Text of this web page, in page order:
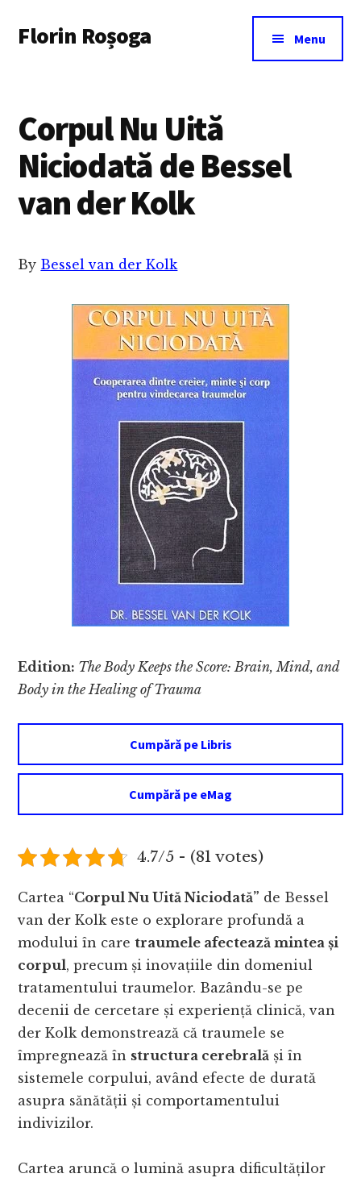
main
menu
Florin Roșoga Menu
Corpul Nu Uită
Niciodată de Bessel
van der Kolk
By Bessel van der Kolk
Edition: The Body Keeps the Score: Brain, Mind, and
Body in the Healing of Trauma
Cumpără pe Libris
Cumpără pe eMag
4.7/5 - (81 votes)
Cartea “Corpul Nu Uită Niciodată” de Bessel
van der Kolk este o explorare profundă a
modului în caretraumele afectează mintea și
corpul, precum și inovațiile din domeniul
tratamentului traumelor. Bazându-se pe
decenii de cercetare și experiență clinică, van
der Kolk demonstrează că traumele se
împregnează în structura cerebrală și în
sistemele corpului, având efecte de durată
asupra sănătății și comportamentului
indivizilor.
Cartea aruncă o lumină asupra dificultăților